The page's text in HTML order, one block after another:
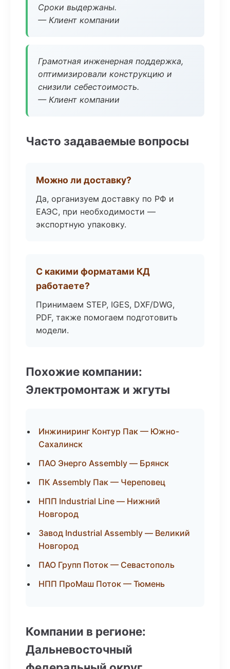
Сроки выдержаны.
— Клиент компании
Грамотная инженерная поддержка,
оптимизировали конструкцию и
снизили себестоимость.
— Клиент компании
Часто задаваемые вопросы
Можно ли доставку?
Да, организуем доставку по РФ и
ЕАЭС, при необходимости —
экспортную упаковку.
С какими форматами КД
работаете?
Принимаем STEP, IGES, DXF/DWG,
PDF, также помогаем подготовить
модели.
Похожие компании:
Электромонтаж и жгуты
Инжиниринг Контур Пак — Южно-
Сахалинск
ПАО Энерго Assembly — Брянск
ПК Assembly Пак — Череповец
НПП Industrial Line — Нижний
Новгород
Завод Industrial Assembly — Великий
Новгород
ПАО Групп Поток — Севастополь
НПП ПроМаш Поток — Тюмень
Компании в регионе:
Дальневосточный